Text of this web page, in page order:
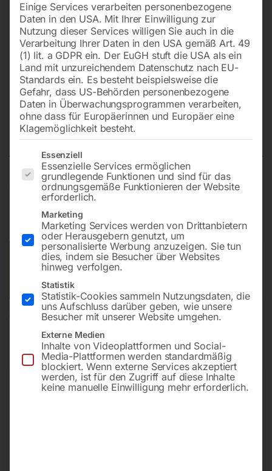
Finish Easy-System 1fach-Pinsel
318,00
inkl. MwSt. zzgl.Versandkosten
Lieferzeit:ca. 2 - 3 Tage
Versandkosten Standard (Österreich):€10,00
Bitte beachten Sie: Die Versandkosten gelten für Österreich.
Andere Länder können abweichen.
In den Warenkorb
Sie haben Fragen zu diesem
Artikel?
Einige Services verarbeiten personenbezogene
Daten in den USA. Mit Ihrer Einwilligung zur
Nutzung dieser Services willigen Sie auch in die
Verarbeitung Ihrer Daten in den USA gemäß Art. 49
(1) lit. a GDPR ein. Der EuGH stuft die USA als ein
Land mit unzureichendem Datenschutz nach EU-
Standards ein. Es besteht beispielsweise die
Gefahr, dass US-Behörden personenbezogene
Daten in Überwachungsprogrammen verarbeiten,
ohne dass für Europäerinnen und Europäer eine
Klagemöglichkeit besteht.
Es folgt eine Liste der Service-Gruppen, für die eine
Essenziell
Essenzielle Services ermöglichen
grundlegende Funktionen und sind für das
ordnungsgemäße Funktionieren der Website
erforderlich.
Marketing
Marketing Services werden von Drittanbietern
oder Herausgebern genutzt, um
personalisierte Werbung anzuzeigen. Sie tun
dies, indem sie Besucher über Websites
hinweg verfolgen.
Statistik
Statistik-Cookies sammeln Nutzungsdaten, die
uns Aufschluss darüber geben, wie unsere
Besucher mit unserer Website umgehen.
Externe Medien
Inhalte von Videoplattformen und Social-
Media-Plattformen werden standardmäßig
blockiert. Wenn externe Services akzeptiert
werden, ist für den Zugriff auf diese Inhalte
keine manuelle Einwilligung mehr erforderlich.